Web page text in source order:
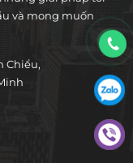
cách làm việc
đa dạng, chúng tôi
giải pháp tối
và mong muốn